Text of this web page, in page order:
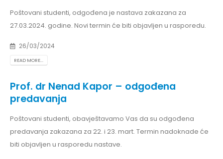
Poštovani studenti, odgođena je nastava zakazana za
27.03.2024. godine. Novi termin će biti objavljen u rasporedu.
26/03/2024
READ MORE...
Prof. dr Nenad Kapor – odgođena
predavanja
Poštovani studenti, obavještavamo Vas da su odgođena
predavanja zakazana za 22. i 23. mart. Termin nadoknade će
biti objavljen u rasporedu nastave.